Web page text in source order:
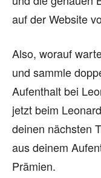
auf der Website
Also, worauf
und sammle
Aufenthalt bei
jetzt beim
deinen nächsten
aus deinem
Prämien.